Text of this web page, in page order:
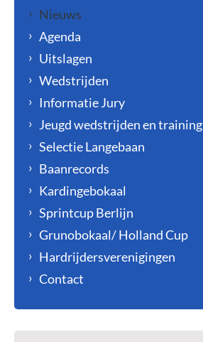
Nieuws
Agenda
Uitslagen
Wedstrijden
Informatie Jury
Jeugd wedstrijden en training
Selectie Langebaan
Baanrecords
Kardingebokaal
Sprintcup Berlijn
Grunobokaal/ Holland Cup
Hardrijdersverenigingen
Contact